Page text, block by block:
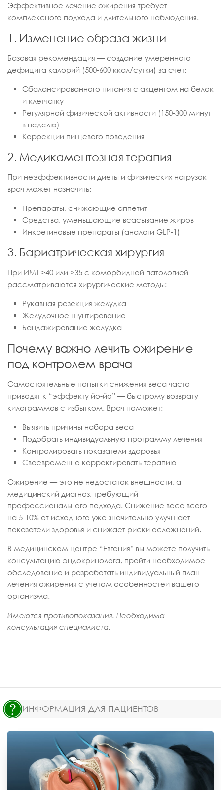
Эффективное лечение ожирения требует
комплексного подхода и длительного наблюдения.
1. Изменение образа жизни
Базовая рекомендация — создание умеренного
дефицита калорий (500-600 ккал/сутки) за счет:
Сбалансированного питания с акцентом на белок
и клетчатку
Регулярной физической активности (150-300 минут
в неделю)
Коррекции пищевого поведения
2. Медикаментозная терапия
При неэффективности диеты и физических нагрузок
врач может назначить:
Препараты, снижающие аппетит
Средства, уменьшающие всасывание жиров
Инкретиновые препараты (аналоги GLP-1)
3. Бариатрическая хирургия
При ИМТ >40 или >35 с коморбидной патологией
рассматриваются хирургические методы:
Рукавная резекция желудка
Желудочное шунтирование
Бандажирование желудка
Почему важно лечить ожирение
под контролем врача
Самостоятельные попытки снижения веса часто
приводят к “эффекту йо-йо” — быстрому возврату
килограммов с избытком. Врач поможет:
Выявить причины набора веса
Подобрать индивидуальную программу лечения
Контролировать показатели здоровья
Своевременно корректировать терапию
Ожирение — это не недостаток внешности, а
медицинский диагноз, требующий
профессионального подхода. Снижение веса всего
на 5-10% от исходного уже значительно улучшает
показатели здоровья и снижает риски осложнений.
В медицинском центре “Евгения” вы можете получить
консультацию эндокринолога, пройти необходимое
обследование и разработать индивидуальный план
лечения ожирения с учетом особенностей вашего
организма.
Имеются противопоказания. Необходима
консультация специалиста.
ИНФОРМАЦИЯ ДЛЯ ПАЦИЕНТОВ